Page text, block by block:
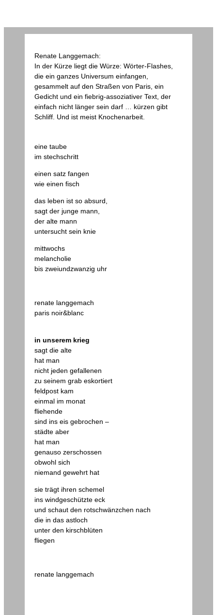
Renate Langgemach:
In der Kürze liegt die Würze: Wörter-Flashes,
die ein ganzes Universum einfangen,
gesammelt auf den Straßen von Paris, ein
Gedicht und ein fiebrig-assoziativer Text, der
einfach nicht länger sein darf … kürzen gibt
Schliff. Und ist meist Knochenarbeit.
eine taube
im stechschritt
einen satz fangen
wie einen fisch
das leben ist so absurd,
sagt der junge mann,
der alte mann
untersucht sein knie
mittwochs
melancholie
bis zweiundzwanzig uhr
renate langgemach
paris noir&blanc
in unserem krieg
sagt die alte
hat man
nicht jeden gefallenen
zu seinem grab eskortiert
feldpost kam
einmal im monat
fliehende
sind ins eis gebrochen –
städte aber
hat man
genauso zerschossen
obwohl sich
niemand gewehrt hat
sie trägt ihren schemel
ins windgeschützte eck
und schaut den rotschwänzchen nach
die in das astloch
unter den kirschblüten
fliegen
renate langgemach